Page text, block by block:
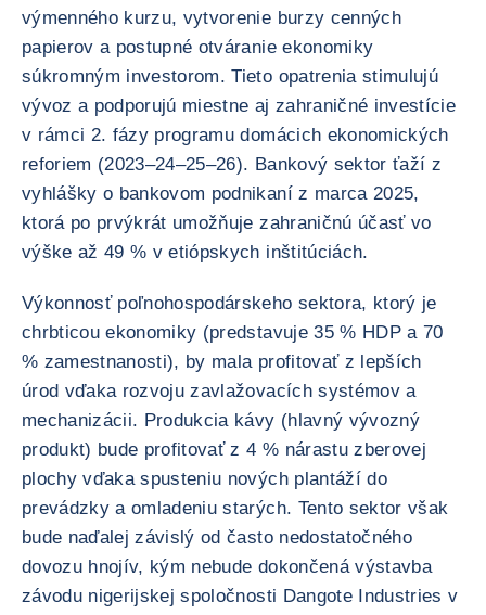
výmenného kurzu, vytvorenie burzy cenných
papierov a postupné otváranie ekonomiky
súkromným investorom. Tieto opatrenia stimulujú
vývoz a podporujú miestne aj zahraničné investície
v rámci 2. fázy programu domácich ekonomických
reforiem (2023–24–25–26). Bankový sektor ťaží z
vyhlášky o bankovom podnikaní z marca 2025,
ktorá po prvýkrát umožňuje zahraničnú účasť vo
výške až 49 % v etiópskych inštitúciách.
Výkonnosť poľnohospodárskeho sektora, ktorý je
chrbticou ekonomiky (predstavuje 35 % HDP a 70
% zamestnanosti), by mala profitovať z lepších
úrod vďaka rozvoju zavlažovacích systémov a
mechanizácii. Produkcia kávy (hlavný vývozný
produkt) bude profitovať z 4 % nárastu zberovej
plochy vďaka spusteniu nových plantáží do
prevádzky a omladeniu starých. Tento sektor však
bude naďalej závislý od často nedostatočného
dovozu hnojív, kým nebude dokončená výstavba
závodu nigerijskej spoločnosti Dangote Industries v